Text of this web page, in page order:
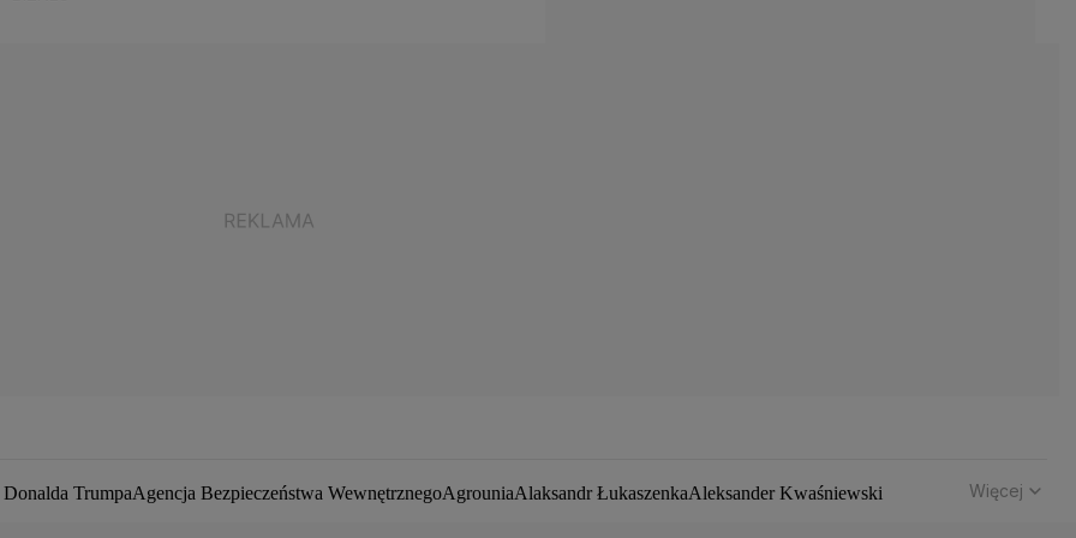
TrumpaAgencja Bezpieczeństwa WewnętrznegoAgrouniaAlaksandr ŁukaszenkaAleksander Kwaśniewski
Więcej